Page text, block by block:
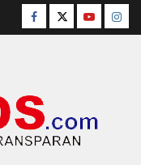
Facebook
TwitterYoutube